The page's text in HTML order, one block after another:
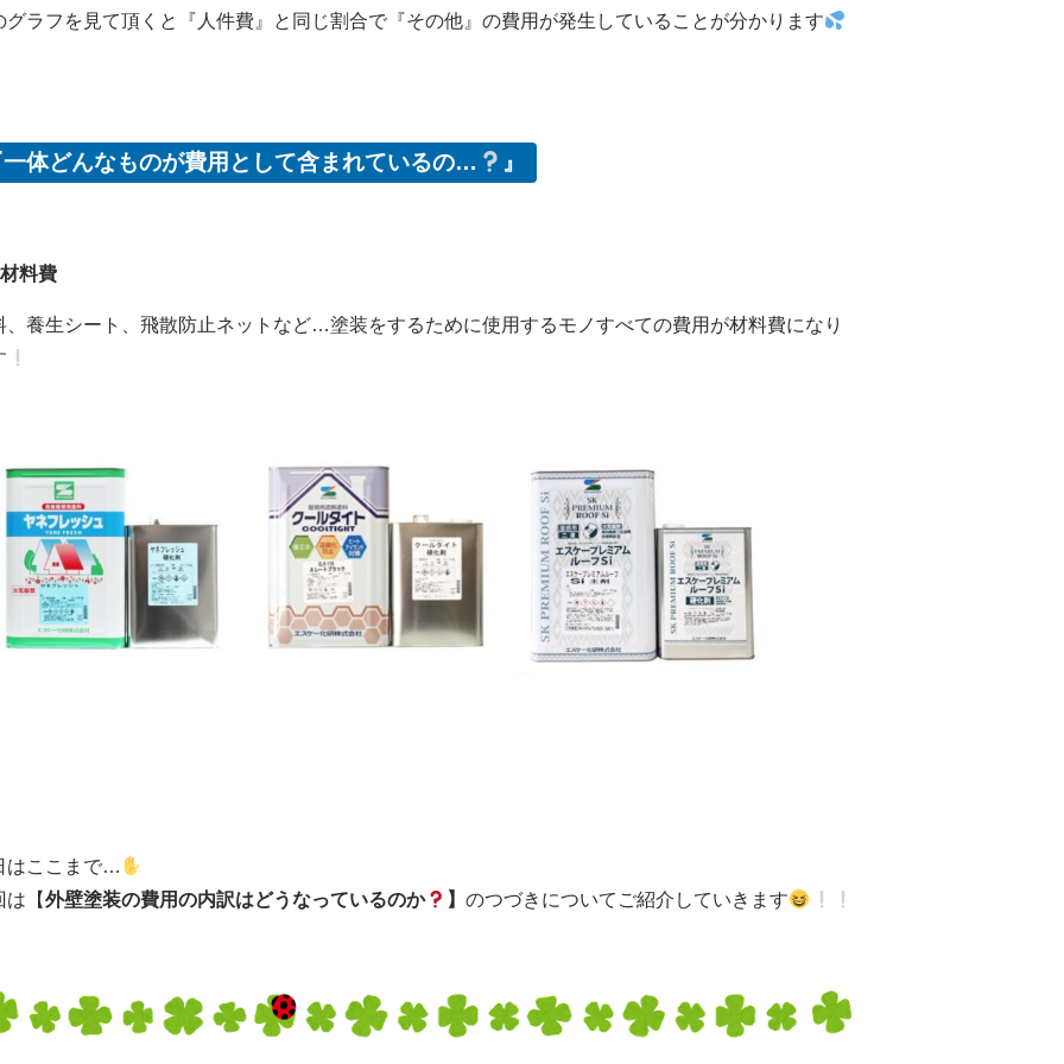
グラフを見て頂くと『人件費』と同じ割合で『その他』の費用が発生していることが分かります
体どんなものが費用として含まれているの… 』
料費
、養生シート、飛散防止ネットなど…塗装をするために使用するモノすべての費用が材料費になり
はここまで…
は【外壁塗装の費用の内訳はどうなっているのか 】のつづきについてご紹介していきます